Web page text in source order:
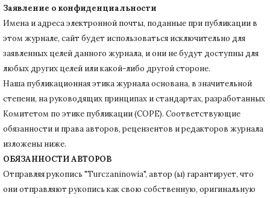
Заявление о конфиденциальности
Имена и адреса электронной почты, поданные при публикации в
этом журнале, сайт будет использоваться исключительно для
заявленных целей данного журнала, и они не будут доступны для
любых других целей или какой-либо другой стороне.
Наша публикационная этика журнала основана, в значительной
степени, на руководящих принципах и стандартах, разработанных
Комитетом по этике публикации (COPE). Соответствующие
обязанности и права авторов, рецензентов и редакторов журнала
изложены ниже.
ОБЯЗАННОСТИ АВТОРОВ
Отправляя рукопись "Turczaninowia", автор (ы) гарантирует, что
они отправляют рукопись как свою собственную, оригинальную